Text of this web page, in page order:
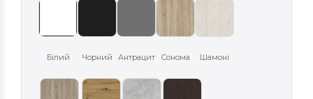
Білий Чорний Антрацит Сонома Шамоні